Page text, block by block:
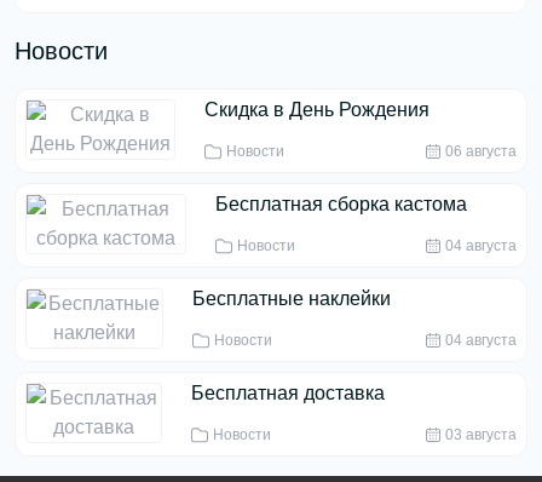
Новости
Скидка в День Рождения
Новости 06 августа
Бесплатная сборка кастома
Новости 04 августа
Бесплатные наклейки
Новости 04 августа
Бесплатная доставка
Новости 03 августа